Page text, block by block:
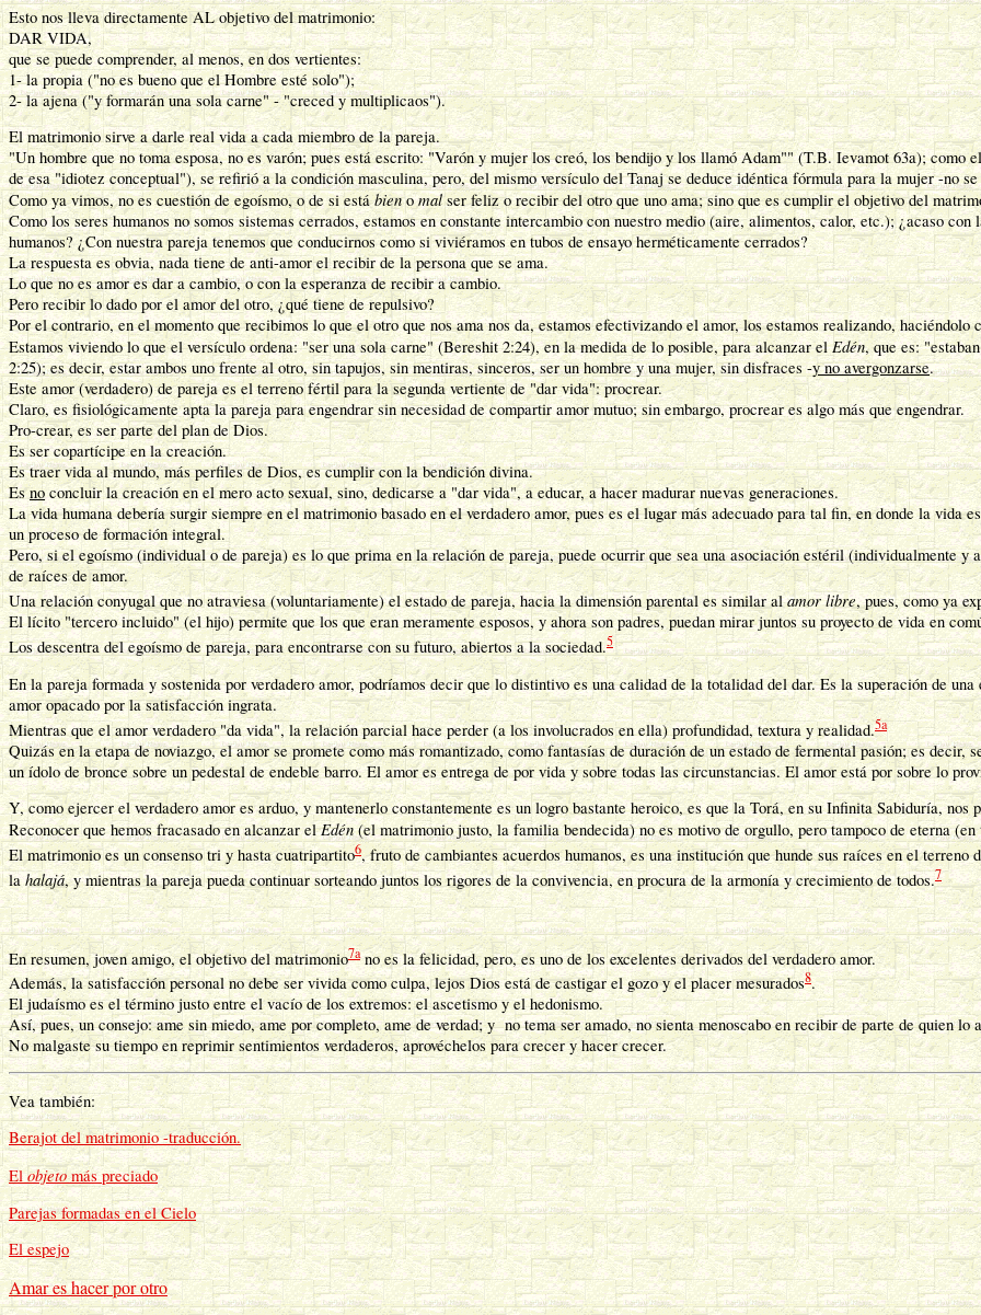
Esto nos lleva directamente AL objetivo del matrimonio:
DAR VIDA,
que se puede comprender, al menos, en dos vertientes:
1- la propia ("no es bueno que el Hombre esté solo");
2- la ajena ("y formarán una sola carne" - "creced y multiplicaos").
El matrimonio sirve a darle real vida a cada miembro de la pareja.
"Un hombre que no toma esposa, no es varón; pues está escrito: "Varón y mujer los creó, los bendijo y los llamó Adam"" (T.B. Ievamot 63a); como
de esa "idiotez conceptual"), se refirió a la condición masculina, pero, del mismo versículo del Tanaj se deduce idéntica fórmula para la mujer -no
Como ya vimos, no es cuestión de egoísmo, o de si estábienomalser feliz o recibir del otro que uno ama; sino que es cumplir el objetivo del
Como los seres humanos no somos sistemas cerrados, estamos en constante intercambio con nuestro medio (aire, alimentos, calor, etc.); ¿acaso
humanos? ¿Con nuestra pareja tenemos que conducirnos como si viviéramos en tubos de ensayo herméticamente cerrados?
La respuesta es obvia, nada tiene de anti-amor el recibir de la persona que se ama.
Lo que no es amor es dar a cambio, o con la esperanza de recibir a cambio.
Pero recibir lo dado por el amor del otro, ¿qué tiene de repulsivo?
Por el contrario, en el momento que recibimos lo que el otro que nos ama nos da, estamos efectivizando el amor, los estamos realizando, haciéndolo
Estamos viviendo lo que el versículo ordena: "ser una sola carne" (Bereshit 2:24), en la medida de lo posible, para alcanzar elEdén, que es:
2:25); es decir, estar ambos uno frente al otro, sin tapujos, sin mentiras, sinceros, ser un hombre y una mujer, sin disfraces -y no avergonzarse.
Este amor (verdadero) de pareja es el terreno fértil para la segunda vertiente de "dar vida": procrear.
Claro, es fisiológicamente apta la pareja para engendrar sin necesidad de compartir amor mutuo; sin embargo, procrear es algo más que engendrar.
Pro-crear, es ser parte del plan de Dios.
Es ser copartícipe en la creación.
Es traer vida al mundo, más perfiles de Dios, es cumplir con la bendición divina.
Esno concluir la creación en el mero acto sexual, sino, dedicarse a "dar vida", a educar, a hacer madurar nuevas generaciones.
La vida humana debería surgir siempre en el matrimonio basado en el verdadero amor, pues es el lugar más adecuado para tal fin, en donde la vida
un proceso de formación integral.
Pero, si el egoísmo (individual o de pareja) es lo que prima en la relación de pareja, puede ocurrir que sea una asociación estéril (individualmente y
de raíces de amor.
Una relación conyugal que no atraviesa (voluntariamente) el estado de pareja, hacia la dimensión parental es similar alamor libre, pues, como ya
El lícito "tercero incluido" (el hijo) permite que los que eran meramente esposos, y ahora son padres, puedan mirar juntos su proyecto de vida en
Los descentra del egoísmo de pareja, para encontrarse con su futuro, abiertos a la sociedad.5
En la pareja formada y sostenida por verdadero amor, podríamos decir que lo distintivo es una calidad de la totalidad del dar. Es la superación de
amor opacado por la satisfacción ingrata.
Mientras que el amor verdadero "da vida", la relación parcial hace perder (a los involucrados en ella) profundidad, textura y realidad.5a
Quizás en la etapa de noviazgo, el amor se promete como más romantizado, como fantasías de duración de un estado de fermental pasión; es
un ídolo de bronce sobre un pedestal de endeble barro. El amor es entrega de por vida y sobre todas las circunstancias. El amor está por sobre lo
Y, como ejercer el verdadero amor es arduo, y mantenerlo constantemente es un logro bastante heroico, es que la Torá, en su Infinita Sabiduría,
Reconocer que hemos fracasado en alcanzar elEdén(el matrimonio justo, la familia bendecida) no es motivo de orgullo, pero tampoco de eterna (en
El matrimonio es un consenso tri y hasta cuatripartito6, fruto de cambiantes acuerdos humanos, es una institución que hunde sus raíces en el
la halajá, y mientras la pareja pueda continuar sorteando juntos los rigores de la convivencia, en procura de la armonía y crecimiento de todos.7
En resumen, joven amigo, el objetivo del matrimonio7ano es la felicidad, pero, es uno de los excelentes derivados del verdadero amor.
Además, la satisfacción personal no debe ser vivida como culpa, lejos Dios está de castigar el gozo y el placer mesurados8.
El judaísmo es el término justo entre el vacío de los extremos: el ascetismo y el hedonismo.
Así, pues, un consejo: ame sin miedo, ame por completo, ame de verdad; y no tema ser amado, no sienta menoscabo en recibir de parte de quien
No malgaste su tiempo en reprimir sentimientos verdaderos, aprovéchelos para crecer y hacer crecer.
Vea también:
Berajot del matrimonio -traducción.
Elobjetomás preciado
Parejas formadas en el Cielo
El espejo
Amar es hacer por otro